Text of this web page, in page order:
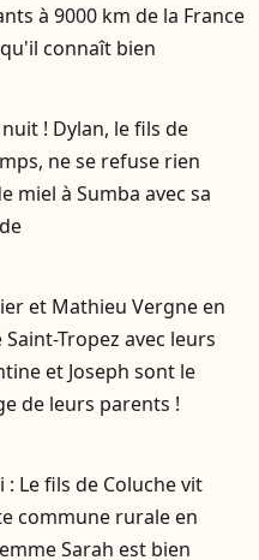
à 9000 km de la France
connaît bien
! Dylan, le fils de
ne se refuse rien
miel à Sumba avec sa
et Mathieu Vergne en
Tropez avec leurs
et Joseph sont le
de leurs parents !
: Le fils de Coluche vit
commune rurale en
Sarah est bien